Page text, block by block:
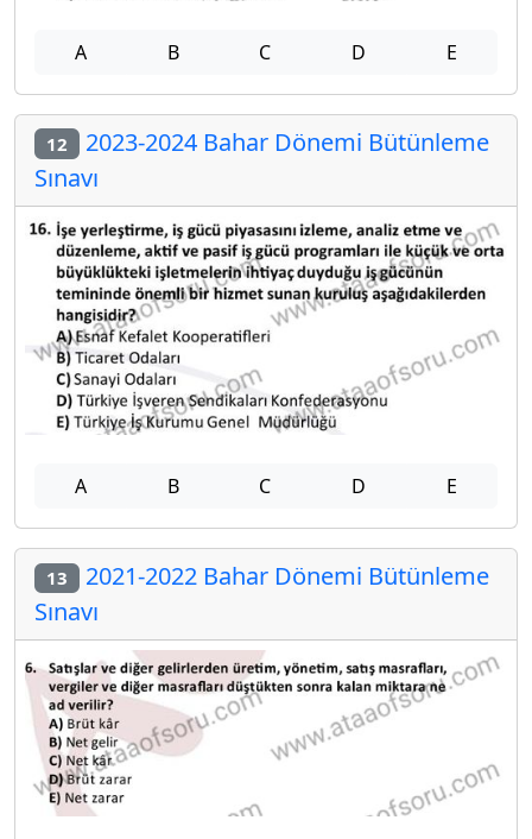
A B C D E
12 2023-2024 Bahar Dönemi Bütünleme
Sınavı
A B C D E
13 2021-2022 Bahar Dönemi Bütünleme
Sınavı